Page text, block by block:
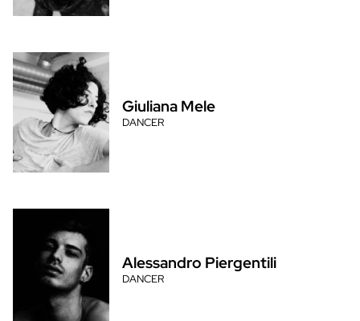
Giuliana Mele
DANCER
Alessandro Piergentili
DANCER